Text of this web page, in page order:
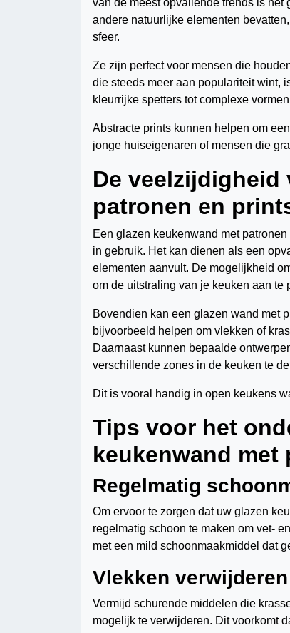
andere natuurlijke elementen
sfeer.
Ze zijn perfect voor mensen die
die steeds meer aan populariteit wint,
kleurrijke spetters tot complexe
Abstracte prints kunnen helpen om
jonge huiseigenaren of mensen die
De veelzijdigheid
patronen en
Een glazen keukenwand met
in gebruik. Het kan dienen als een
elementen aanvult. De mogelijkheid
om de uitstraling van je keuken aan te
Bovendien kan een glazen wand met
bijvoorbeeld helpen om vlekken of
Daarnaast kunnen bepaalde
verschillende zones in de keuken te
Dit is vooral handig in open keukens
Tips voor het
keukenwand met
Regelmatig
Om ervoor te zorgen dat uw glazen
regelmatig schoon te maken om vet-
met een mild schoonmaakmiddel dat
Vlekken verwijderen
Vermijd schurende middelen die
mogelijk te verwijderen. Dit voorkomt